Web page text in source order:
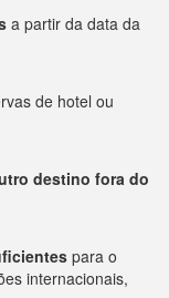
a partir da data da
de hotel ou
destino fora do
para o
internacionais,